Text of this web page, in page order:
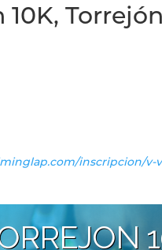
10K,
inscripcion/v-